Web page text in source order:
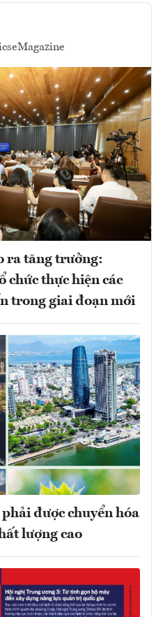
eMagazine
ra tăng trưởng:
chức thực hiện các
trong giai đoạn mới
được chuyển hóa
lượng cao